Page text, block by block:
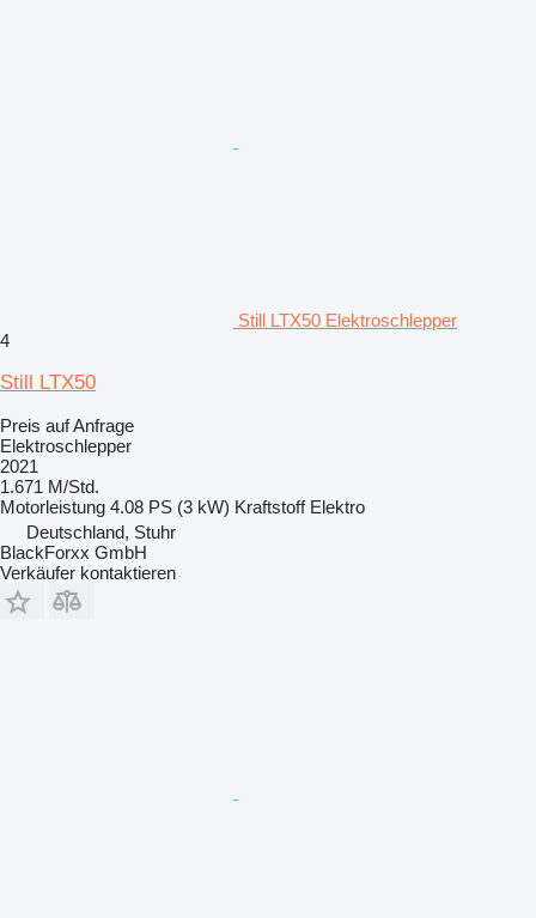
Still LTX50 Elektroschlepper
4
Still LTX50
Preis auf Anfrage
Elektroschlepper
2021
1.671 M/Std.
Motorleistung 4.08 PS (3 kW) Kraftstoff Elektro
Deutschland, Stuhr
BlackForxx GmbH
Verkäufer kontaktieren